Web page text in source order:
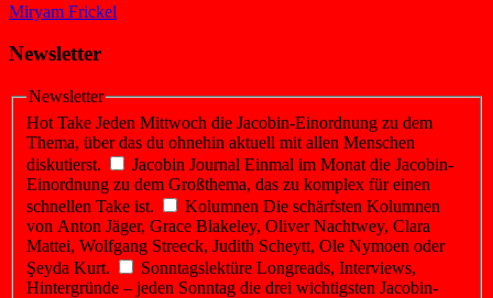
Miryam Frickel
Newsletter
Newsletter
Hot Take Jeden Mittwoch die Jacobin-Einordnung zu dem
Thema, über das du ohnehin aktuell mit allen Menschen
diskutierst.
Jacobin Journal Einmal im Monat die Jacobin-
Einordnung zu dem Großthema, das zu komplex für einen
schnellen Take ist.
Kolumnen Die schärfsten Kolumnen
von Anton Jäger, Grace Blakeley, Oliver Nachtwey, Clara
Mattei, Wolfgang Streeck, Judith Scheytt, Ole Nymoen oder
Şeyda Kurt.
Sonntagslektüre Longreads, Interviews,
Hintergründe – jeden Sonntag die drei wichtigsten Jacobin-